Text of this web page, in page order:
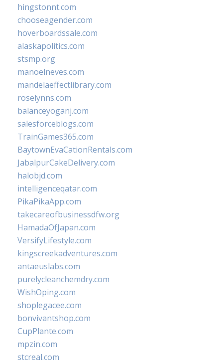
hingstonnt.com
chooseagender.com
hoverboardssale.com
alaskapolitics.com
stsmp.org
manoelneves.com
mandelaeffectlibrary.com
roselynns.com
balanceyoganj.com
salesforceblogs.com
TrainGames365.com
BaytownEvaCationRentals.com
JabalpurCakeDelivery.com
halobjd.com
intelligenceqatar.com
PikaPikaApp.com
takecareofbusinessdfw.org
HamadaOfJapan.com
VersifyLifestyle.com
kingscreekadventures.com
antaeuslabs.com
purelycleanchemdry.com
WishOping.com
shoplegacee.com
bonvivantshop.com
CupPlante.com
mpzin.com
stcreal.com